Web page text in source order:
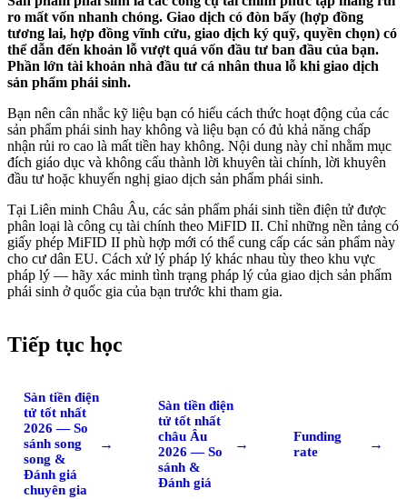
ro mất vốn nhanh chóng. Giao dịch có đòn bẩy (hợp đồng
tương lai, hợp đồng vĩnh cửu, giao dịch ký quỹ, quyền chọn) có
thể dẫn đến khoản lỗ vượt quá vốn đầu tư ban đầu của bạn.
Phần lớn tài khoản nhà đầu tư cá nhân thua lỗ khi giao dịch
sản phẩm phái sinh.
Bạn nên cân nhắc kỹ liệu bạn có hiểu cách thức hoạt động của các
sản phẩm phái sinh hay không và liệu bạn có đủ khả năng chấp
nhận rủi ro cao là mất tiền hay không. Nội dung này chỉ nhằm mục
đích giáo dục và không cấu thành lời khuyên tài chính, lời khuyên
đầu tư hoặc khuyến nghị giao dịch sản phẩm phái sinh.
Tại Liên minh Châu Âu, các sản phẩm phái sinh tiền điện tử được
phân loại là công cụ tài chính theo MiFID II. Chỉ những nền tảng có
giấy phép MiFID II phù hợp mới có thể cung cấp các sản phẩm này
cho cư dân EU. Cách xử lý pháp lý khác nhau tùy theo khu vực
pháp lý — hãy xác minh tình trạng pháp lý của giao dịch sản phẩm
phái sinh ở quốc gia của bạn trước khi tham gia.
Tiếp tục học
Sàn tiền điện
tử tốt nhất
2026 — So
sánh song
song &
Đánh giá
chuyên gia
→
Sàn tiền điện
tử tốt nhất
châu Âu
2026 — So
sánh &
Đánh giá
→
Funding
rate
→